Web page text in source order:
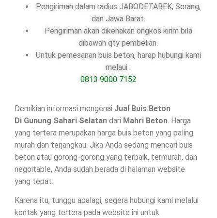
Pengiriman dalam radius JABODETABEK, Serang,
dan Jawa Barat.
Pengiriman akan dikenakan ongkos kirim bila
dibawah qty pembelian.
Untuk pemesanan buis beton, harap hubungi kami
melaui :
0813 9000 7152
Demikian informasi mengenai Jual Buis Beton
Di Gunung Sahari Selatan dari Mahri Beton. Harga
yang tertera merupakan harga buis beton yang paling
murah dan terjangkau. Jika Anda sedang mencari buis
beton atau gorong-gorong yang terbaik, termurah, dan
negoitable, Anda sudah berada di halaman website
yang tepat.
Karena itu, tunggu apalagi, segera hubungi kami melalui
kontak yang tertera pada website ini untuk